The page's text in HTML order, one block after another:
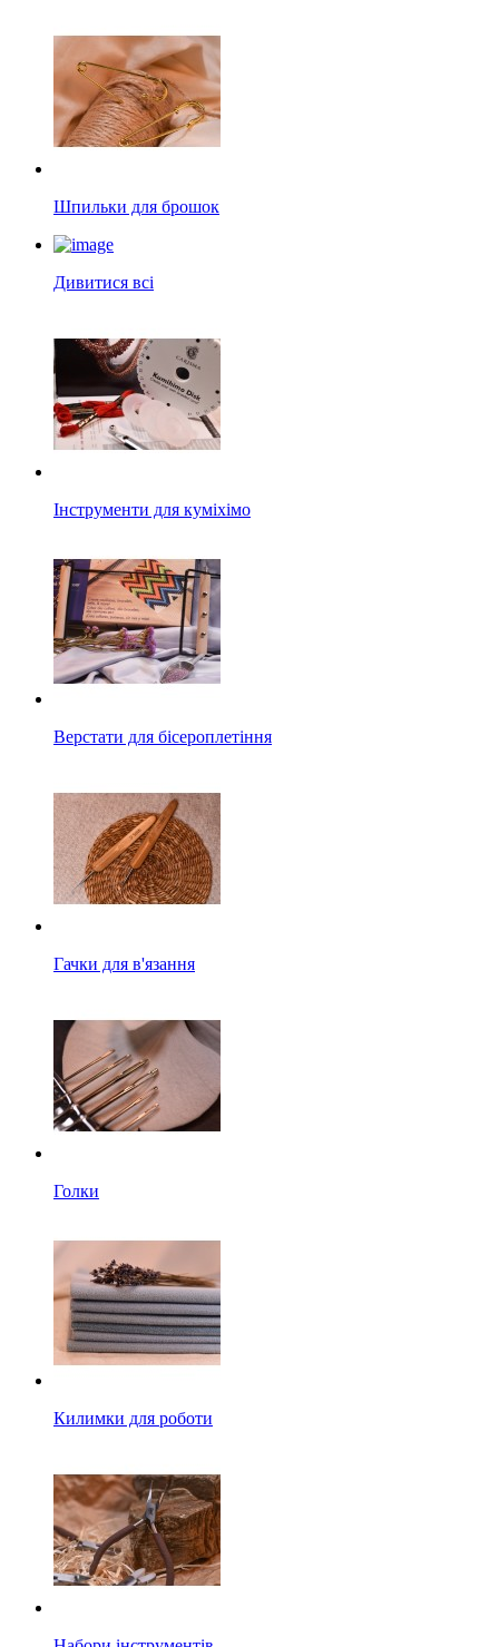
Шпильки для брошок
Дивитися всі
Інструменти для куміхімо
Верстати для бісероплетіння
Гачки для в'язання
Голки
Килимки для роботи